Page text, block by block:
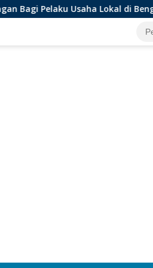
Lokal di Bengkulu dengan